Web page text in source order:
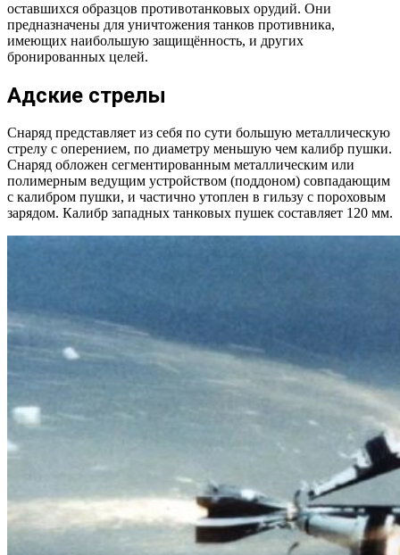
оставшихся образцов противотанковых орудий. Они
предназначены для уничтожения танков противника,
имеющих наибольшую защищённость, и других
бронированных целей.
Адские стрелы
Снаряд представляет из себя по сути большую металлическую
стрелу с оперением, по диаметру меньшую чем калибр пушки.
Снаряд обложен сегментированным металлическим или
полимерным ведущим устройством (поддоном) совпадающим
с калибром пушки, и частично утоплен в гильзу с пороховым
зарядом. Калибр западных танковых пушек составляет 120 мм.